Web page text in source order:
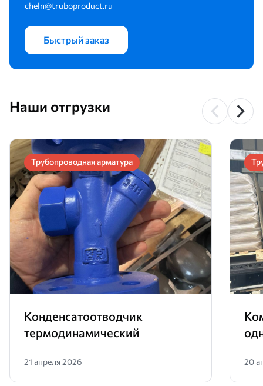
cheln@truboproduct.ru
Быстрый заказ
Наши отгрузки
Трубопроводная арматура
Конденсатоотводчик
термодинамический
21 апреля 2026 20